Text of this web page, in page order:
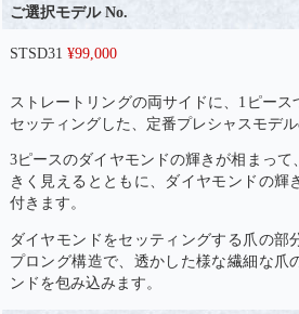
ご選択モデル No.
STSD31 ¥99,000
ストレートリングの両サイドに、1ピー
セッティングした、定番プレシャスモデ
3ピースのダイヤモンドの輝きが相まっ
きく見えるとともに、ダイヤモンドの輝
付きます。
ダイヤモンドをセッティングする爪の部
プロング構造で、透かした様な繊細な爪
ンドを包み込みます。